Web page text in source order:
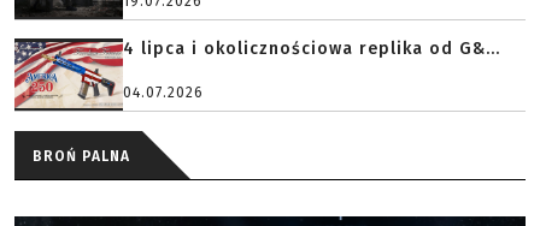
4 lipca i okolicznościowa replika od G&...
04.07.2026
BROŃ PALNA